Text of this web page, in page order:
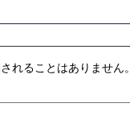
れることはありません。